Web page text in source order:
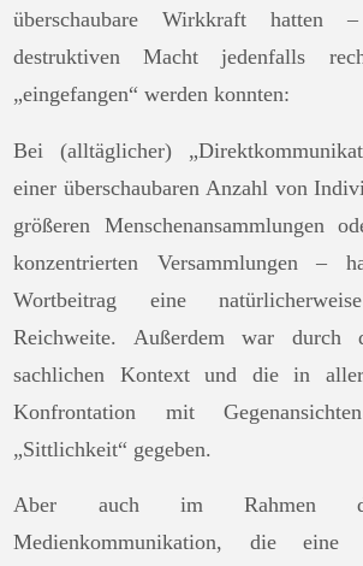
überschaubare Wirkkraft
destruktiven Macht jedenfalls
„eingefangen“ werden konnten:
Bei (alltäglicher)
einer überschaubaren Anzahl von
größeren Menschenansammlungen
konzentrierten Versammlungen –
Wortbeitrag eine
Reichweite. Außerdem war durch
sachlichen Kontext und die in
Konfrontation mit
„Sittlichkeit“ gegeben.
Aber auch im Rahmen
Medienkommunikation, die eine